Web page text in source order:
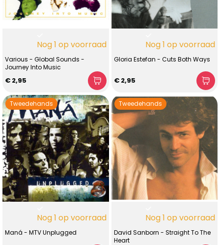
Nog 1 op voorraad
Various - Global Sounds -
Journey Into Music
€ 2,95
Nog 1 op voorraad
Gloria Estefan - Cuts Both Ways
€ 2,95
Tweedehands
Nog 1 op voorraad
Maná - MTV Unplugged
Tweedehands
Nog 1 op voorraad
David Sanborn - Straight To The
Heart